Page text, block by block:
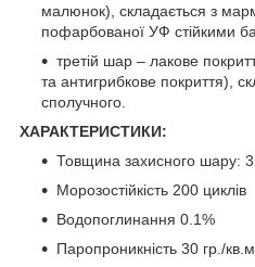
малюнок), складається з
пофарбованої УФ стійкими
третій шар – лакове
та антигрибкове покриття),
сполучного.
ХАРАКТЕРИСТИКИ:
Товщина захисного шару:
Морозостійкість 200 циклів
Водопоглинання 0.1%
Паропроникність 30 гр./